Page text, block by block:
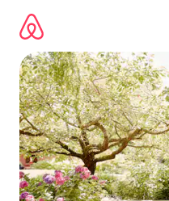
ಹೋಗಿ